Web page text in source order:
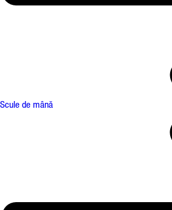
Scule de mână